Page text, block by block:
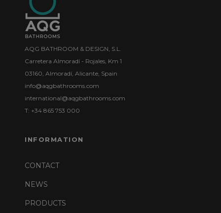
AQG BATHROOM & DESIGN, S.L.
Carretera Almoradí - Rojales, Km 1
03160, Almoradí, Alicante, Spain
info@aqgbathrooms.com
international@aqgbathrooms.com
T: +34 865 753 000
INFORMATION
CONTACT
NEWS
PRODUCTS